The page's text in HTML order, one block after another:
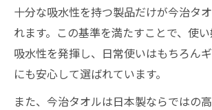
十分な吸水性を持つ製品だけが今治タ
れます。この基準を満たすことで、使
吸水性を発揮し、日常使いはもちろん
にも安心して選ばれています。
また、今治タオルは日本製ならではの